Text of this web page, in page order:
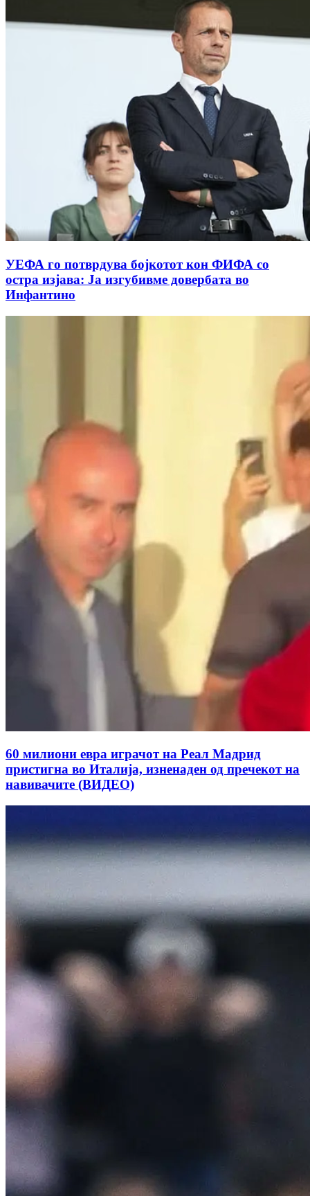
УЕФА го потврдува бојкотот кон ФИФА со
остра изјава: Ја изгубивме довербата во
Инфантино
60 милиони евра играчот на Реал Мадрид
пристигна во Италија, изненаден од пречекот на
навивачите (ВИДЕО)